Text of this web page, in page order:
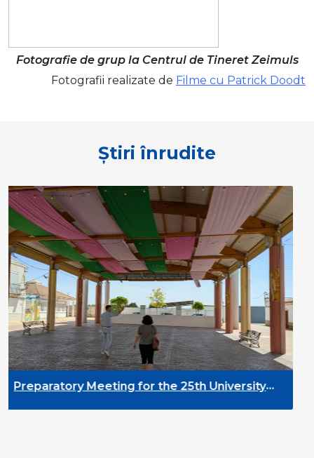
Fotografie de grup la Centrul de Tineret Zeimuls
Fotografii realizate de Filme cu Patrick Doodt
Știri înrudite
for the 25th University
DYPALL
2026 in Malta